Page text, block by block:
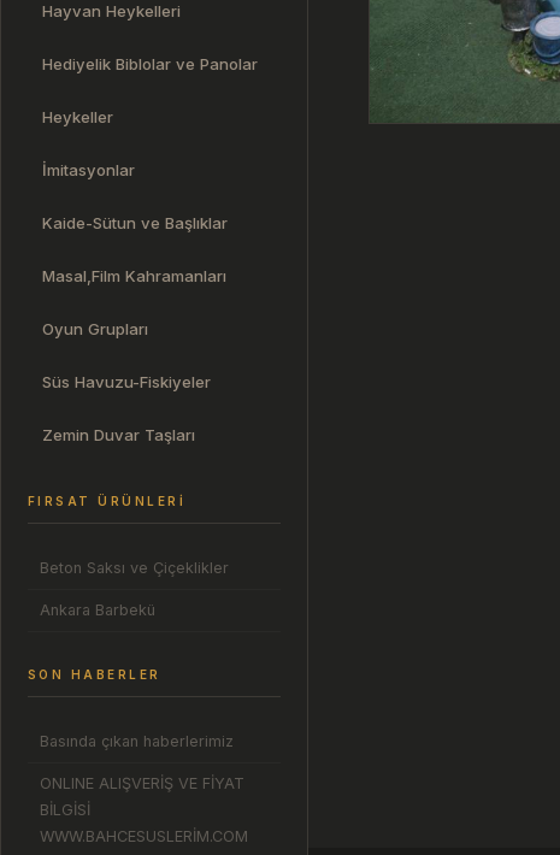
Hayvan Heykelleri
Hediyelik Biblolar ve Panolar
Heykeller
İmitasyonlar
Kaide-Sütun ve Başlıklar
Masal,Film Kahramanları
Oyun Grupları
Süs Havuzu-Fiskiyeler
Zemin Duvar Taşları
FIRSAT ÜRÜNLERI
Beton Saksı ve Çiçeklikler
Ankara Barbekü
SON HABERLER
Basında çıkan haberlerimiz
ONLINE ALIŞVERİŞ VE FİYAT
BİLGİSİ
WWW.BAHCESUSLERİM.COM